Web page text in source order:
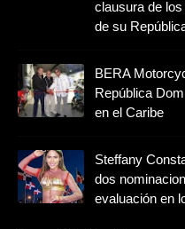
clausura de
de su
BERA
República
en el Caribe
Steffany
dos
evaluación en